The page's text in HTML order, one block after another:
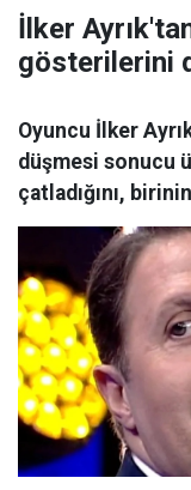
İlker
gösterilerini
Oyuncu İlker
düşmesi sonucu
çatladığını, birinin